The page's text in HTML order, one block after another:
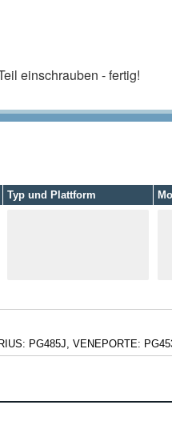
einschrauben - fertig!
Typ und Plattform
PG485J, VENEPORTE: